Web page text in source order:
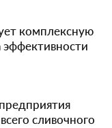
комплексную
сливочного